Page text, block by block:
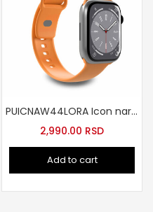
PUICNAW44LORA Icon narukvica za Apple watch 44 ora
2,990.00 RSD
Add to cart